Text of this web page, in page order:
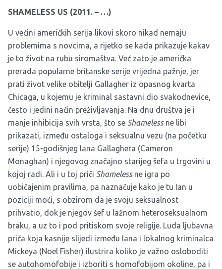
SHAMELESS US (2011. – …)
U većini američkih serija likovi skoro nikad nemaju
problemima s novcima, a rijetko se kada prikazuje kakav
je to život na rubu siromaštva. Već zato je američka
prerada popularne britanske serije vrijedna pažnje, jer
prati život velike obitelji Gallagher iz opasnog kvarta
Chicaga, u kojemu je kriminal sastavni dio svakodnevice,
često i jedini način preživljavanja. Na dnu društva je i
manje inhibicija svih vrsta, što se Shamelessne libi
prikazati, između ostaloga i seksualnu vezu (na početku
serije) 15-godišnjeg Iana Gallaghera (Cameron
Monaghan) i njegovog značajno starijeg šefa u trgovini u
kojoj radi. Ali i u toj priči Shamelessne igra po
uobičajenim pravilima, pa naznačuje kako je tu Ian u
poziciji moći, s obzirom da je svoju seksualnost
prihvatio, dok je njegov šef u lažnom heteroseksualnom
braku, a uz to i pod pritiskom svoje religije. Luda ljubavna
priča koja kasnije slijedi između Iana i lokalnog kriminalca
Mickeya (Noel Fisher) ilustrira koliko je važno osloboditi
se autohomofobije i izboriti s homofobijom okoline, pa i